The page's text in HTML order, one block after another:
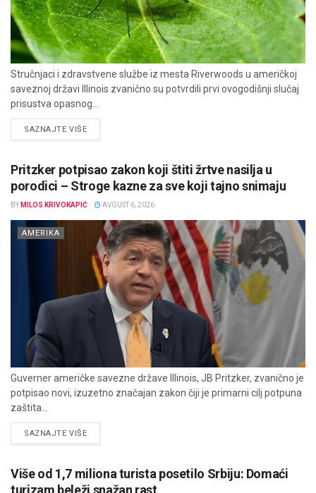
Stručnjaci i zdravstvene službe iz mesta Riverwoods u američkoj
saveznoj državi Illinois zvanično su potvrdili prvi ovogodišnji slučaj
prisustva opasnog...
SAZNAJTE VIŠEDETAILS
Pritzker potpisao zakon koji štiti žrtve nasilja u
porodici – Stroge kazne za sve koji tajno snimaju
BY MILOS KRIVOKAPIĆ AVGUST 6, 2026
AMERIKA
Guverner američke savezne države Illinois, JB Pritzker, zvanično je
potpisao novi, izuzetno značajan zakon čiji je primarni cilj potpuna
zaštita...
SAZNAJTE VIŠEDETAILS
Više od 1,7 miliona turista posetilo Srbiju: Domaći
turizam beleži snažan rast